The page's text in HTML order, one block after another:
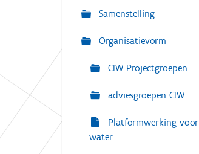
Samenstelling
Organisatievorm
CIW Projectgroepen
adviesgroepen CIW
Platformwerking voor
water